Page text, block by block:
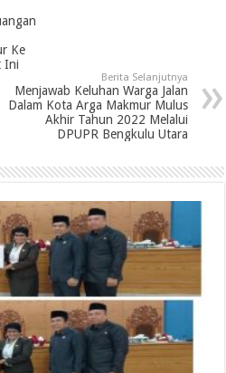
Ke
Ini
Berita Selanjutnya
Menjawab Keluhan Warga Jalan
Dalam Kota Arga Makmur Mulus
Akhir Tahun 2022 Melalui
DPUPR Bengkulu Utara